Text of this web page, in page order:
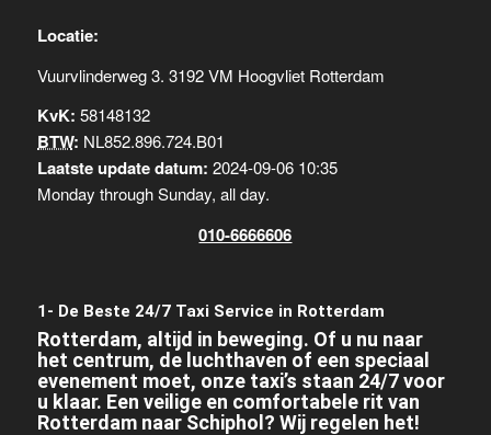
Locatie:
Vuurvlinderweg 3. 3192 VM Hoogvliet Rotterdam
KvK: 58148132
BTW: NL852.896.724.B01
Laatste update datum: 2024-09-06 10:35
Monday through Sunday, all day.
010-6666606
1- De Beste 24/7 Taxi Service in Rotterdam
Rotterdam, altijd in beweging. Of u nu naar
het centrum, de luchthaven of een speciaal
evenement moet, onze taxi’s staan 24/7 voor
u klaar. Een veilige en comfortabele rit van
Rotterdam naar Schiphol? Wij regelen het!